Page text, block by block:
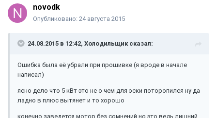
novodk
Опубликовано: 24 августа 2015
24.08.2015 в 12:42, Холодильщик сказал:
Ошибка была её убрали при прошивке (я вроде в начале
написал)
ясно дело что 5 кВт это не о чем для эски поторопился ну да
ладно в плюс вытянет и то хорошо
конечно заведется мотор без сомнений но это ведь лишний